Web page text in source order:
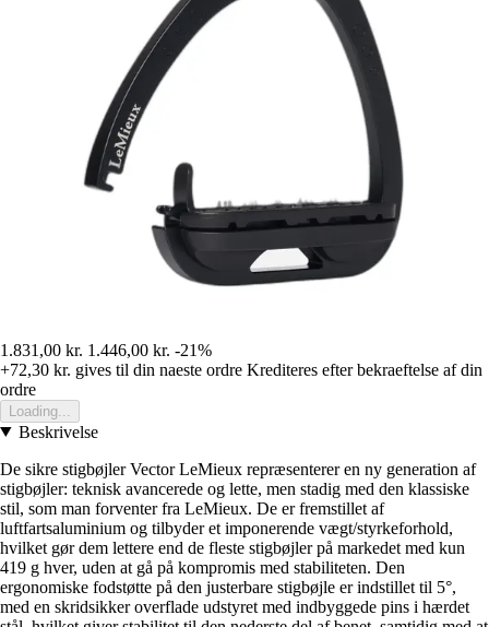
1.831,00 kr. 1.446,00 kr. -21%
+72,30 kr. gives til din naeste ordre Krediteres efter bekraeftelse af din
ordre
Loading...
Beskrivelse
De sikre stigbøjler Vector LeMieux repræsenterer en ny generation af
stigbøjler: teknisk avancerede og lette, men stadig med den klassiske
stil, som man forventer fra LeMieux. De er fremstillet af
luftfartsaluminium og tilbyder et imponerende vægt/styrkeforhold,
hvilket gør dem lettere end de fleste stigbøjler på markedet med kun
419 g hver, uden at gå på kompromis med stabiliteten. Den
ergonomiske fodstøtte på den justerbare stigbøjle er indstillet til 5°,
med en skridsikker overflade udstyret med indbyggede pins i hærdet